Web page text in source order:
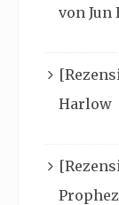
von
Harlow